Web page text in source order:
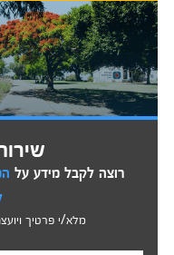
רוצה לקבל מידע על
מלא/י פרטיך